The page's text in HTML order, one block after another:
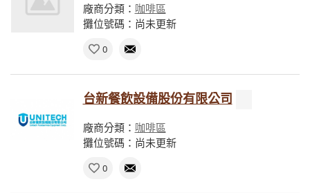
廠商分類： 咖啡區
攤位號碼：尚未更新
0
台新餐飲設備股份有限公司
廠商分類： 咖啡區
攤位號碼：尚未更新
0